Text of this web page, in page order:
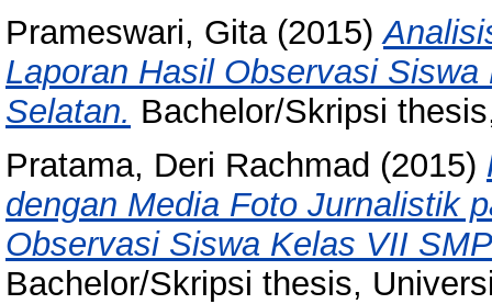
Prameswari, Gita(2015)
Laporan Hasil Observasi
Selatan. Bachelor/Skripsi
Pratama, Deri Rachmad (2015)
dengan Media Foto Jurnalistik
Observasi Siswa Kelas VII
Bachelor/Skripsi thesis,